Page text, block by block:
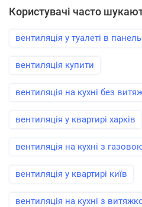
Користувачі часто
вентиляція у туалеті в
вентиляція купити
вентиляція на кухні без
вентиляція у квартирі харків
вентиляція на кухні з
вентиляція у квартирі київ
вентиляція на кухні з